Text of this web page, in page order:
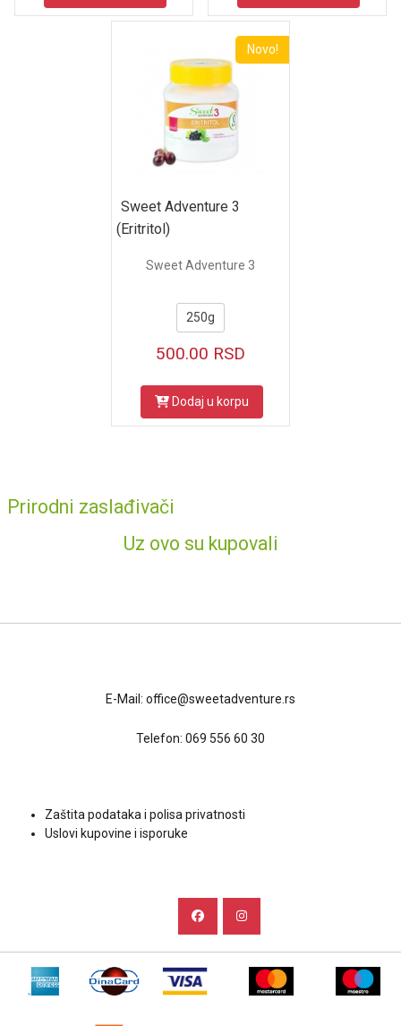
Novo!
Sweet Adventure 3
(Eritritol)
Sweet Adventure 3
250g
500.00 RSD
Dodaj u korpu
Prirodni zaslađivači
Uz ovo su kupovali
E-Mail: office@sweetadventure.rs
Telefon: 069 556 60 30
Zaštita podataka i polisa privatnosti
Uslovi kupovine i isporuke